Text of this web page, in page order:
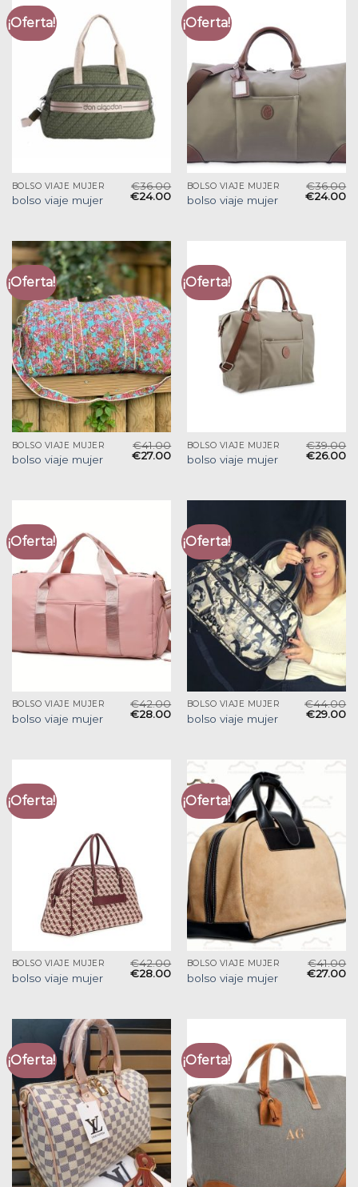
¡Oferta!
BOLSO VIAJE MUJER
bolso viaje mujer
€36.00
€24.00
¡Oferta!
BOLSO VIAJE MUJER
bolso viaje mujer
€36.00
€24.00
¡Oferta!
BOLSO VIAJE MUJER
bolso viaje mujer
€41.00
€27.00
¡Oferta!
BOLSO VIAJE MUJER
bolso viaje mujer
€39.00
€26.00
¡Oferta!
BOLSO VIAJE MUJER
bolso viaje mujer
€42.00
€28.00
¡Oferta!
BOLSO VIAJE MUJER
bolso viaje mujer
€44.00
€29.00
¡Oferta!
BOLSO VIAJE MUJER
bolso viaje mujer
€42.00
€28.00
¡Oferta!
BOLSO VIAJE MUJER
bolso viaje mujer
€41.00
€27.00
¡Oferta! ¡Oferta!